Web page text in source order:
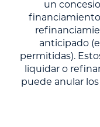
un
anticipado
permitidas).
liquidar o
puede anular